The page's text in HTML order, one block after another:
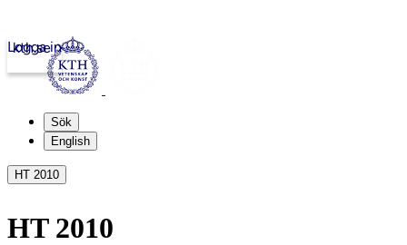
kth.se
Logga in
Sök
English
HT 2010
HT 2010